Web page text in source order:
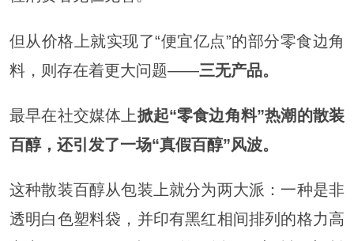
但从价格上就实现了“便宜亿点”的部分零食边角
料，则存在着更大问题——三无产品。
最早在社交媒体上掀起“零食边角料”热潮的散装
百醇，还引发了一场“真假百醇”风波。
这种散装百醇从包装上就分为两大派：一种是非
透明白色塑料袋，并印有黑红相间排列的格力高